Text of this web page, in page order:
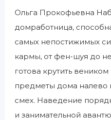
Ольга Прокофьевна
домработница,
самых непостижимых
кармы, от фен-шуя до
готова крутить веником
предметы дома налево
смех. Наведение
и занимательной